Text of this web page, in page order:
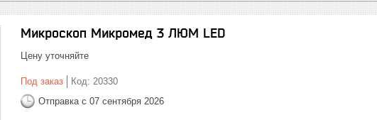
Микроскоп Микромед 3 ЛЮМ LED
Цену уточняйте
Под заказ Код: 20330
Отправка с 07 сентября 2026